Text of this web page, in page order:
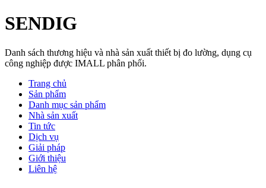
SENDIG
Danh sách thương hiệu và nhà sản xuất thiết bị đo lường, dụng cụ
công nghiệp được IMALL phân phối.
Trang chủ
Sản phẩm
Danh mục sản phẩm
Nhà sản xuất
Tin tức
Dịch vụ
Giải pháp
Giới thiệu
Liên hệ